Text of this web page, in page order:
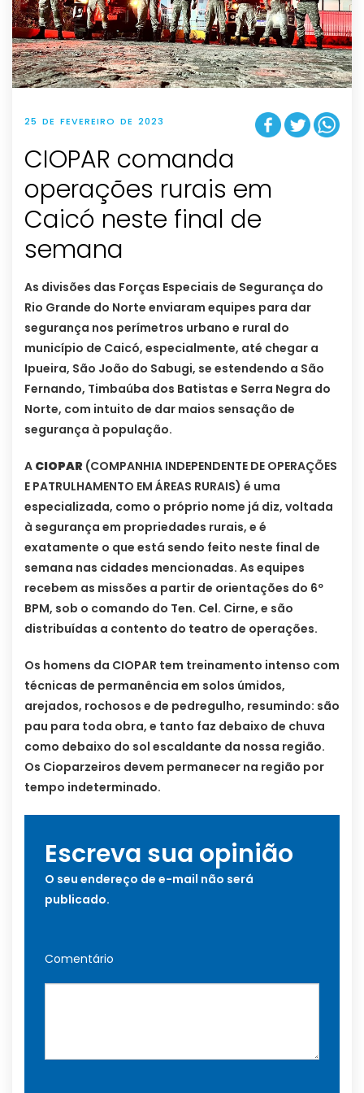
25 DE FEVEREIRO DE 2023
CIOPAR comanda
operações rurais em
Caicó neste final de
semana
As divisões das Forças Especiais de Segurança do
Rio Grande do Norte enviaram equipes para dar
segurança nos perímetros urbano e rural do
município de Caicó, especialmente, até chegar a
Ipueira, São João do Sabugi, se estendendo a São
Fernando, Timbaúba dos Batistas e Serra Negra do
Norte, com intuito de dar maios sensação de
segurança à população.
A CIOPAR (COMPANHIA INDEPENDENTE DE OPERAÇÕES
E PATRULHAMENTO EM ÁREAS RURAIS) é uma
especializada, como o próprio nome já diz, voltada
à segurança em propriedades rurais, e é
exatamente o que está sendo feito neste final de
semana nas cidades mencionadas. As equipes
recebem as missões a partir de orientações do 6º
BPM, sob o comando do Ten. Cel. Cirne, e são
distribuídas a contento do teatro de operações.
Os homens da CIOPAR tem treinamento intenso com
técnicas de permanência em solos úmidos,
arejados, rochosos e de pedregulho, resumindo: são
pau para toda obra, e tanto faz debaixo de chuva
como debaixo do sol escaldante da nossa região.
Os Cioparzeiros devem permanecer na região por
tempo indeterminado.
Escreva sua opinião
O seu endereço de e-mail não será
publicado.
Comentário